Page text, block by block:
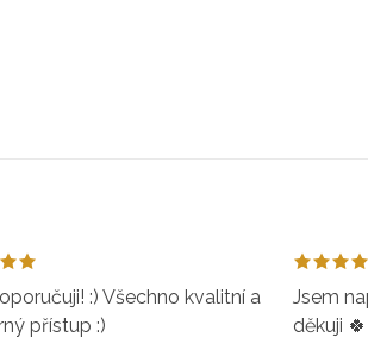
:) Všechno kvalitní a
přístup :)
Jsem
děkuji 🍀